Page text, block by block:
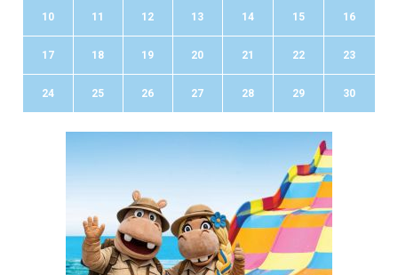
10 11 12 13 14 15 16
17 18 19 20 21 22 23
24 25 26 27 28 29 30